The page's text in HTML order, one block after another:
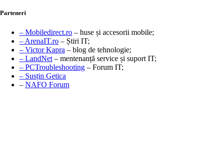
Parteneri
– Mobiledirect.ro – huse și accesorii mobile;
– ArenaIT.ro – Știri IT;
– Victor Kapra – blog de tehnologie;
– LandNet – mentenanță service și suport IT;
– PCTroubleshooting – Forum IT;
– Susțin Getica
– NAFO Forum